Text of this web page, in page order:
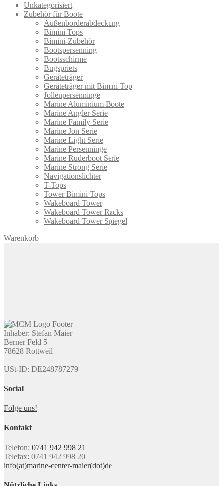
Unkategorisiert
Zubehör für Boote
Außenborderabdeckung
Bimini Tops
Bimini-Zubehör
Bootspersenning
Bootsschirme
Bugspriets
Geräteträger
Geräteträger mit Bimini Top
Jollenpersenninge
Marine Aluminium Boote
Marine Angler Serie
Marine Family Serie
Marine Jon Serie
Marine Light Serie
Marine Persenninge
Marine Ruderboot Serie
Marine Strong Serie
Navigationslichter
T-Tops
Tower Bimini Tops
Wakeboard Tower
Wakeboard Tower Racks
Wakeboard Tower Spiegel
Warenkorb
Inhaber: Stefan Maier
Berner Feld 5
78628 Rottweil
USt-ID: DE248787279
Social
Folge uns!
Kontakt
Telefon: 0741 942 998 21
Telefax: 0741 942 998 20
info(at)marine-center-maier(dot)de